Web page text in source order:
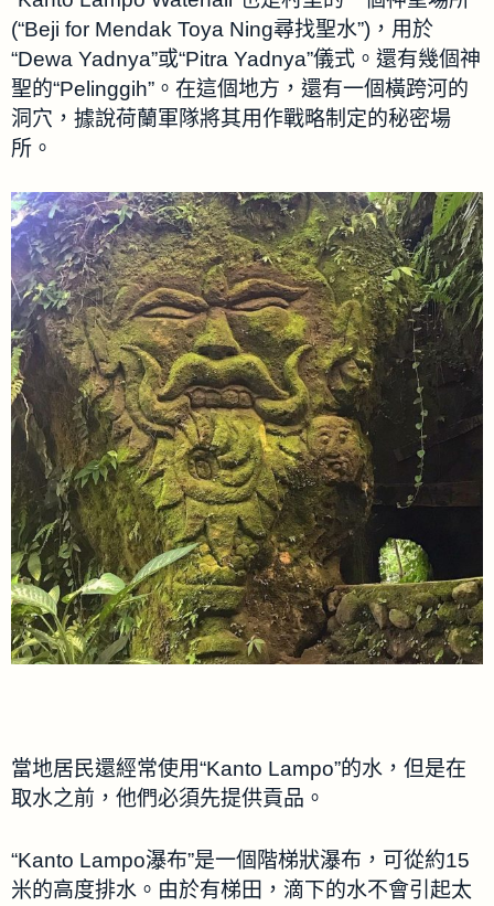
(“Beji for Mendak Toya Ning尋找聖水”)，用於
“Dewa Yadnya”或“Pitra Yadnya”儀式。還有幾個神
聖的“Pelinggih”。在這個地方，還有一個橫跨河的
洞穴，據說荷蘭軍隊將其用作戰略制定的秘密場
所。
當地居民還經常使用“Kanto Lampo”的水，但是在
取水之前，他們必須先提供貢品。
“Kanto Lampo瀑布”是一個階梯狀瀑布，可從約15
米的高度排水。由於有梯田，滴下的水不會引起太